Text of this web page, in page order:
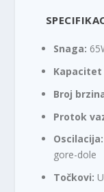
Snaga:
Kapacitet
Broj
Protok
Oscilacija:
gore-dole
Točkovi: